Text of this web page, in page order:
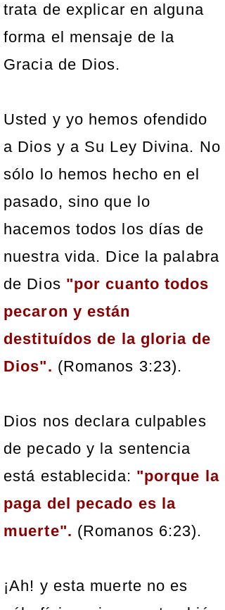
trata de explicar en alguna
forma el mensaje de la
Gracia de Dios.
Usted y yo hemos ofendido
a Dios y a Su Ley Divina. No
sólo lo hemos hecho en el
pasado, sino que lo
hacemos todos los días de
nuestra vida. Dice la palabra
de Dios "por cuanto todos
pecaron y están
destituídos de la gloria de
Dios". (Romanos 3:23).
Dios nos declara culpables
de pecado y la sentencia
está establecida: "porque la
paga del pecado es la
muerte". (Romanos 6:23).
¡Ah! y esta muerte no es